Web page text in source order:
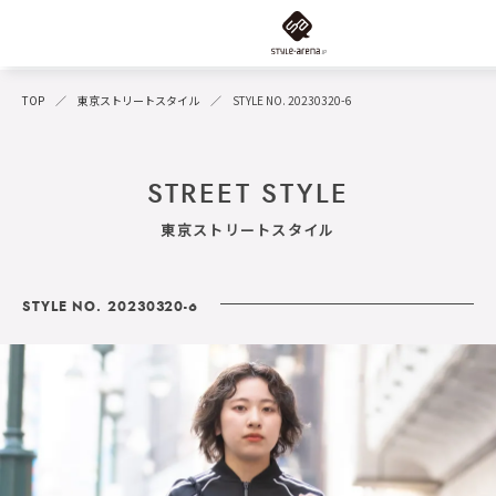
TOP 東京ストリートスタイル STYLE NO. 20230320-6
STREET STYLE
東京ストリートスタイル
STYLE NO. 20230320-6